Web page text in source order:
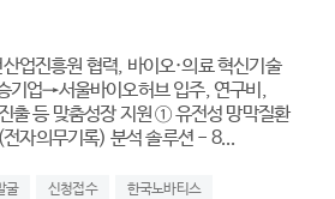
업진흥원 협력, 바이오·의료 혁신기술
기업→서울바이오허브 입주, 연구비,
출 등 맞춤성장 지원 ① 유전성 망막질환
자의무기록) 분석 솔루션 - 8...
굴 신청접수 한국노바티스